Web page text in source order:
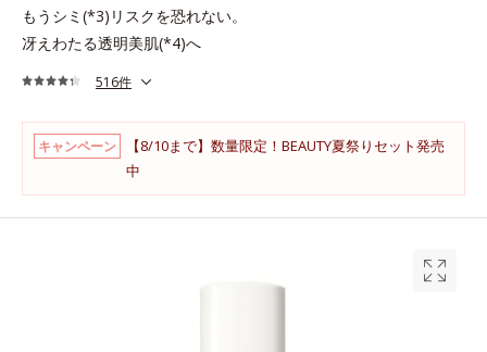
もうシミ(*3)リスクを恐れない。
冴えわたる透明美肌(*4)へ
516件
キャンペーン
【8/10まで】数量限定！BEAUTY夏祭りセット発売
中